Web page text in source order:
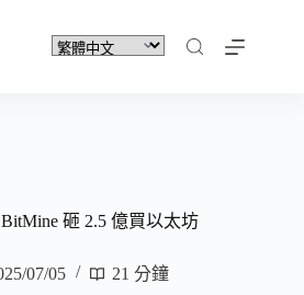
砸 2.5 億買以太坊
07/05 21 分鐘